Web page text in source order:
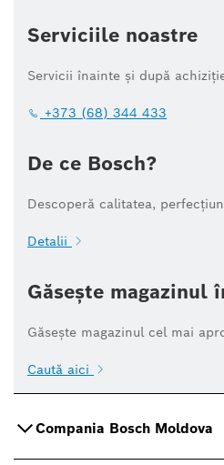
Serviciile noastre
Servicii înainte și după
+373 (68) 344 433
De ce Bosch?
Descoperă calitatea,
Detalii
Găsește magazinul
Găsește magazinul cel mai
Caută aici
Compania Bosch Moldova